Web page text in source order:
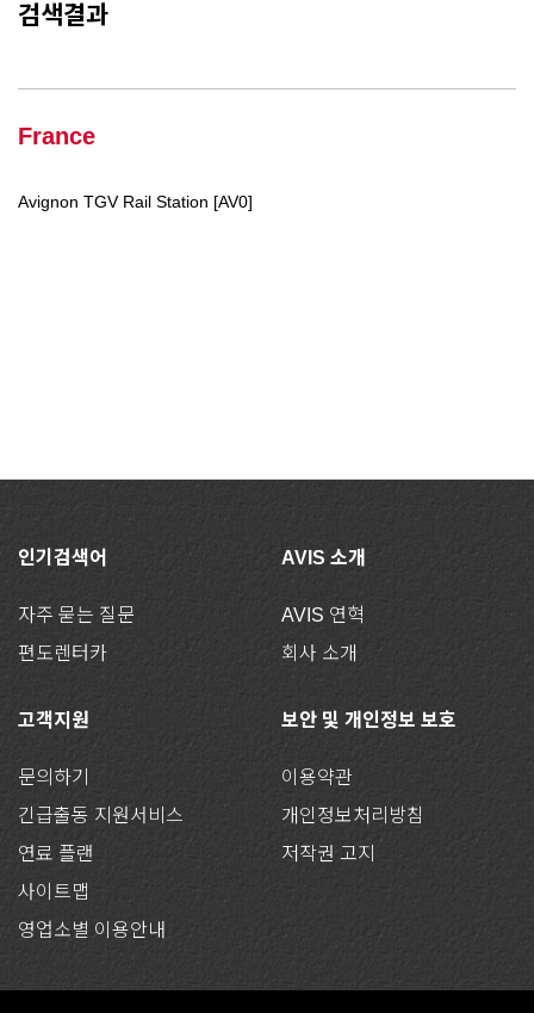
검색결과
France
Avignon TGV Rail Station [AV0]
인기검색어
자주 묻는 질문
편도렌터카
AVIS 소개
AVIS 연혁
회사 소개
고객지원
문의하기
긴급출동 지원서비스
연료 플랜
사이트맵
영업소별 이용안내
보안 및 개인정보 보호
이용약관
개인정보처리방침
저작권 고지